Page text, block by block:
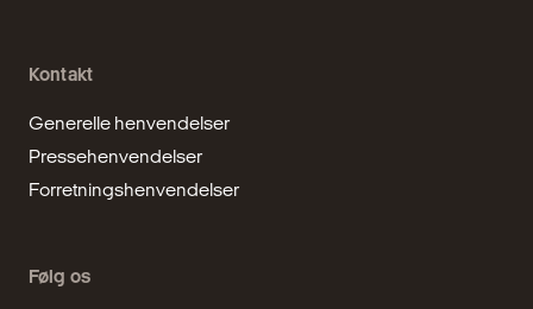
Kontakt
Generelle henvendelser
Pressehenvendelser
Forretningshenvendelser
Følg os